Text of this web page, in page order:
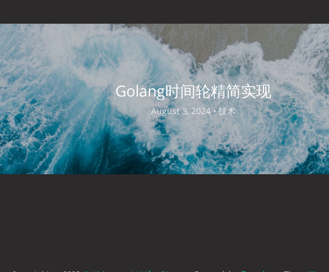
Golang时间轮精简实现
August 3, 2024 •技术